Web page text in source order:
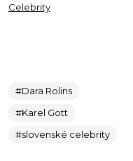
Celebrity
#Dara Rolins
#Karel Gott
#slovenské celebrity